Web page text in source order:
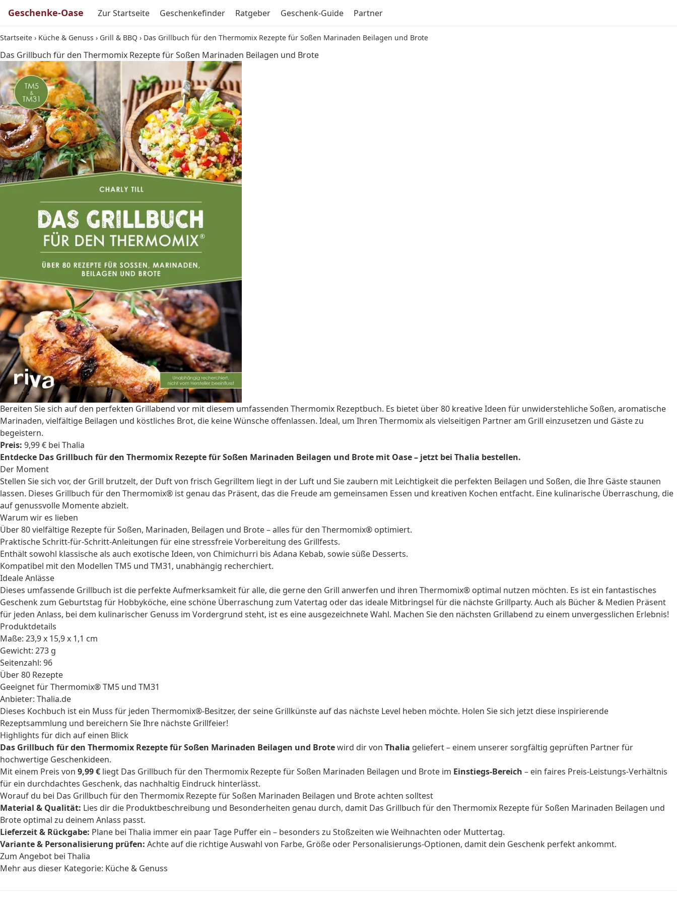
Geschenke-Oase Zur Startseite Geschenkefinder Ratgeber Geschenk-Guide Partner
Startseite › Küche & Genuss › Grill & BBQ › Das Grillbuch für den Thermomix Rezepte für Soßen Marinaden Beilagen und Brote
Das Grillbuch für den Thermomix Rezepte für Soßen Marinaden Beilagen und Brote
Bereiten Sie sich auf den perfekten Grillabend vor mit diesem umfassenden Thermomix Rezeptbuch. Es bietet über 80 kreative Ideen für unwiderstehliche Soßen, aromatische
Marinaden, vielfältige Beilagen und köstliches Brot, die keine Wünsche offenlassen. Ideal, um Ihren Thermomix als vielseitigen Partner am Grill einzusetzen und Gäste zu
begeistern.
Preis: 9,99 € bei Thalia
Entdecke Das Grillbuch für den Thermomix Rezepte für Soßen Marinaden Beilagen und Brote mit Oase – jetzt bei Thalia bestellen.
Der Moment
Stellen Sie sich vor, der Grill brutzelt, der Duft von frisch Gegrilltem liegt in der Luft und Sie zaubern mit Leichtigkeit die perfekten Beilagen und Soßen, die Ihre Gäste staunen
lassen. Dieses Grillbuch für den Thermomix® ist genau das Präsent, das die Freude am gemeinsamen Essen und kreativen Kochen entfacht. Eine kulinarische Überraschung, die
auf genussvolle Momente abzielt.
Warum wir es lieben
Über 80 vielfältige Rezepte für Soßen, Marinaden, Beilagen und Brote – alles für den Thermomix® optimiert.
Praktische Schritt-für-Schritt-Anleitungen für eine stressfreie Vorbereitung des Grillfests.
Enthält sowohl klassische als auch exotische Ideen, von Chimichurri bis Adana Kebab, sowie süße Desserts.
Kompatibel mit den Modellen TM5 und TM31, unabhängig recherchiert.
Ideale Anlässe
Dieses umfassende Grillbuch ist die perfekte Aufmerksamkeit für alle, die gerne den Grill anwerfen und ihren Thermomix® optimal nutzen möchten. Es ist ein fantastisches
Geschenk zum Geburtstag für Hobbyköche, eine schöne Überraschung zum Vatertag oder das ideale Mitbringsel für die nächste Grillparty. Auch als Bücher & Medien Präsent
für jeden Anlass, bei dem kulinarischer Genuss im Vordergrund steht, ist es eine ausgezeichnete Wahl. Machen Sie den nächsten Grillabend zu einem unvergesslichen Erlebnis!
Produktdetails
Maße: 23,9 x 15,9 x 1,1 cm
Gewicht: 273 g
Seitenzahl: 96
Über 80 Rezepte
Geeignet für Thermomix® TM5 und TM31
Anbieter: Thalia.de
Dieses Kochbuch ist ein Muss für jeden Thermomix®-Besitzer, der seine Grillkünste auf das nächste Level heben möchte. Holen Sie sich jetzt diese inspirierende
Rezeptsammlung und bereichern Sie Ihre nächste Grillfeier!
Highlights für dich auf einen Blick
Das Grillbuch für den Thermomix Rezepte für Soßen Marinaden Beilagen und Brotewird dir von Thalia geliefert – einem unserer sorgfältig geprüften Partner für
hochwertige Geschenkideen.
Mit einem Preis von 9,99 € liegt Das Grillbuch für den Thermomix Rezepte für Soßen Marinaden Beilagen und Brote im Einstiegs-Bereich – ein faires Preis-Leistungs-Verhältnis
für ein durchdachtes Geschenk, das nachhaltig Eindruck hinterlässt.
Worauf du bei Das Grillbuch für den Thermomix Rezepte für Soßen Marinaden Beilagen und Brote achten solltest
Material & Qualität: Lies dir die Produktbeschreibung und Besonderheiten genau durch, damit Das Grillbuch für den Thermomix Rezepte für Soßen Marinaden Beilagen und
Brote optimal zu deinem Anlass passt.
Lieferzeit & Rückgabe: Plane bei Thalia immer ein paar Tage Puffer ein – besonders zu Stoßzeiten wie Weihnachten oder Muttertag.
Variante & Personalisierung prüfen: Achte auf die richtige Auswahl von Farbe, Größe oder Personalisierungs-Optionen, damit dein Geschenk perfekt ankommt.
Zum Angebot bei Thalia
Mehr aus dieser Kategorie: Küche & Genuss